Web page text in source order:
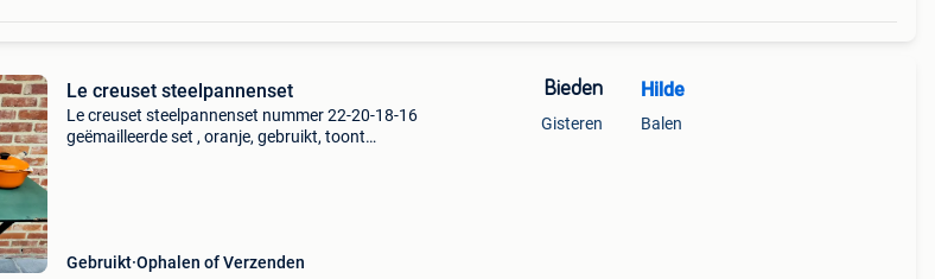
Le creuset steelpannenset
Le creuset steelpannenset nummer 22-20-18-16
geëmailleerde set , oranje, gebruikt, toont
Gebruikt Ophalen of Verzenden
Bieden
Gisteren
Hilde
Balen